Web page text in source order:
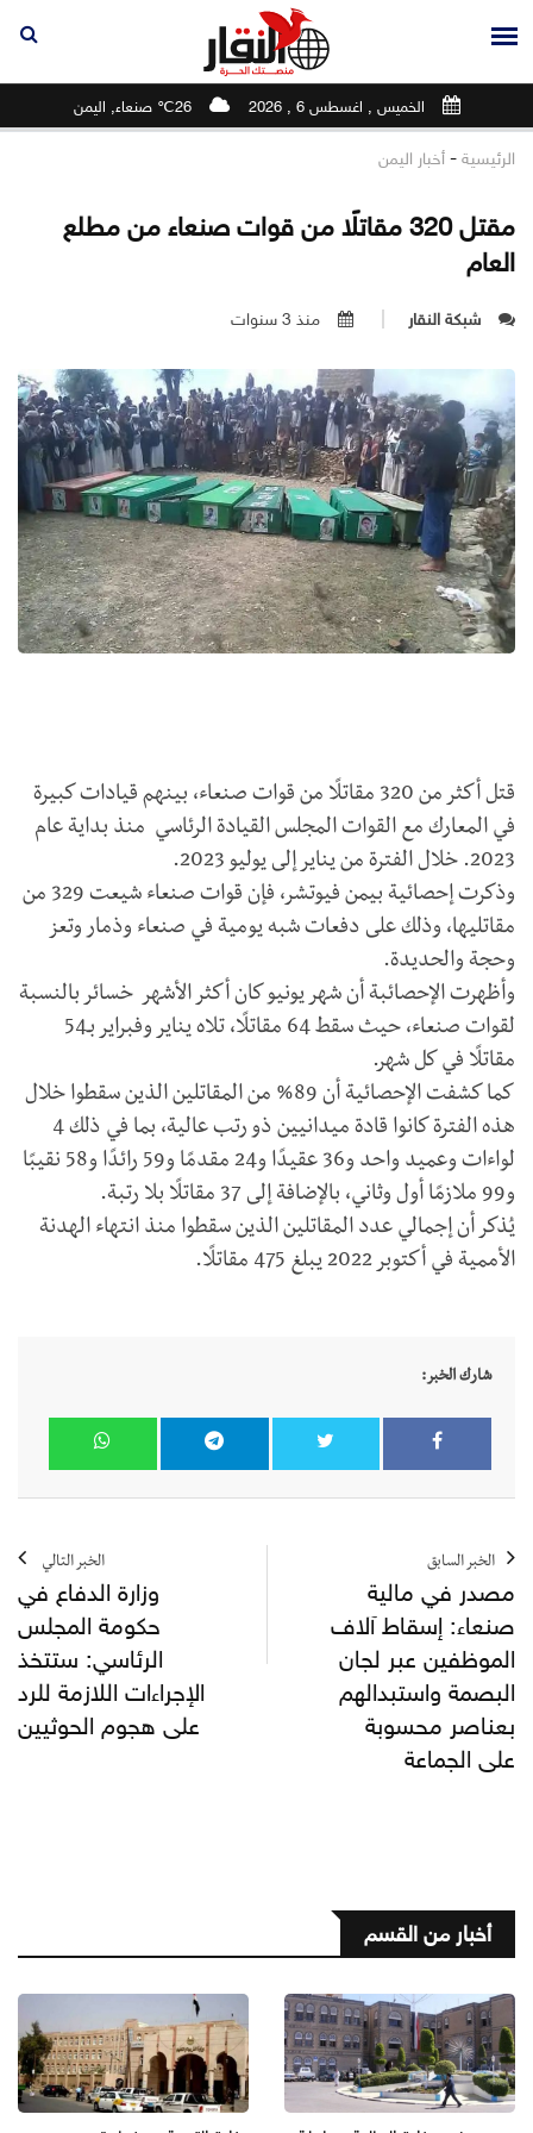
الخميس , اغسطس 6 , 2026 26℃ صنعاء, اليمن
الرئيسية - أخبار اليمن
مقتل 320 مقاتلًا من قوات صنعاء من مطلع
العام
شبكة النقار منذ 3 سنوات
قتل أكثر من 320 مقاتلًا من قوات صنعاء، بينهم قيادات كبيرة
في المعارك مع القوات المجلس القيادة الرئاسي منذ بداية عام
2023. خلال الفترة من يناير إلى يوليو 2023.
وذكرت إحصائية بيمن فيوتشر، فإن قوات صنعاء شيعت 329 من
مقاتليها، وذلك على دفعات شبه يومية في صنعاء وذمار وتعز
وحجة والحديدة.
وأظهرت الإحصائبة أن شهر يونيو كان أكثر الأشهر خسائر بالنسبة
لقوات صنعاء، حيث سقط 64 مقاتلًا، تلاه يناير وفبراير بـ54
مقاتلًا في كل شهر.
كما كشفت الإحصائية أن 89% من المقاتلين الذين سقطوا خلال
هذه الفترة كانوا قادة ميدانيين ذو رتب عالية، بما في ذلك 4
لواءات وعميد واحد و36 عقيدًا و24 مقدمًا و59 رائدًا و58 نقيبًا
و99 ملازمًا أول وثاني، بالإضافة إلى 37 مقاتلًا بلا رتبة.
يُذكر أن إجمالي عدد المقاتلين الذين سقطوا منذ انتهاء الهدنة
الأممية في أكتوبر 2022 يبلغ 475 مقاتلًا.
شارك الخبر:
الخبر السابق
مصدر في مالية
صنعاء: إسقاط آلاف
الموظفين عبر لجان
البصمة واستبدالهم
بعناصر محسوبة
على الجماعة
الخبر التالي
وزارة الدفاع في
حكومة المجلس
الرئاسي: ستتخذ
الإجراءات اللازمة للرد
على هجوم الحوثيين
أخبار من القسم